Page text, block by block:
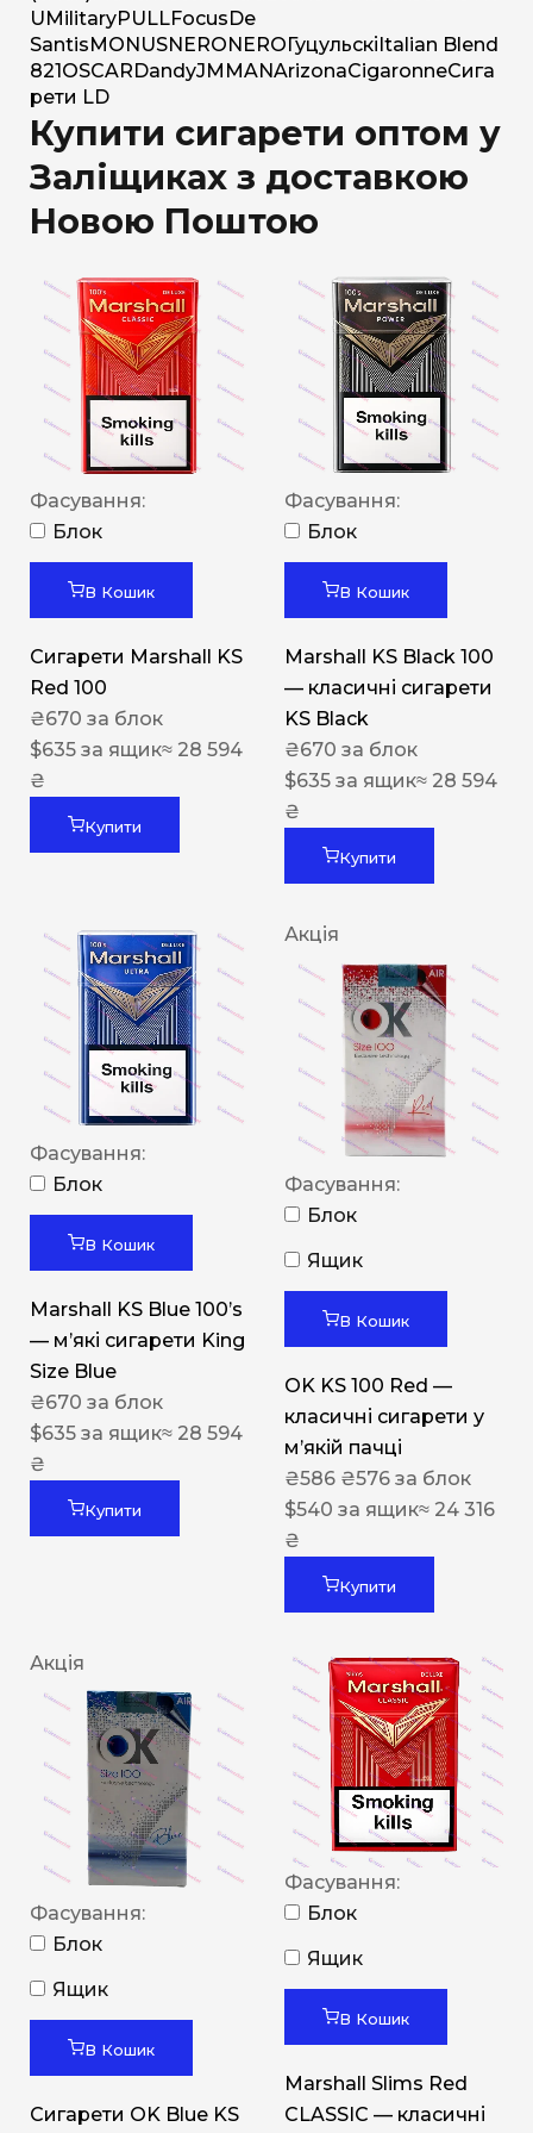
U MilitaryPULLFocus De
Santis MONUSNERO NERO Гуцульскі Italian Blend
821 OSCAR DandyJM MANArizonaCigaronneСига
рети LD
Купити сигарети оптом у
Заліщиках з доставкою
Новою Поштою
Фасування:
Блок
В Кошик
Сигарети Marshall KS
Red 100
₴670 за блок
$635 за ящик≈ 28 594
₴
Купити
Фасування:
Блок
В Кошик
Marshall KS Black 100
— класичні сигарети
KS Black
₴670 за блок
$635 за ящик≈ 28 594
₴
Купити
Фасування:
Блок
В Кошик
Marshall KS Blue 100’s
— м’які сигарети King
Size Blue
₴670 за блок
$635 за ящик≈ 28 594
₴
Купити
Акція
Фасування:
Блок
Ящик
В Кошик
OK KS 100 Red —
класичні сигарети у
м’якій пачці
₴586 ₴576 за блок
$540 за ящик≈ 24 316
₴
Купити
Акція
Фасування:
Блок
Ящик
В Кошик
Сигарети OK Blue KS
Фасування:
Блок
Ящик
В Кошик
Marshall Slims Red
CLASSIC — класичні